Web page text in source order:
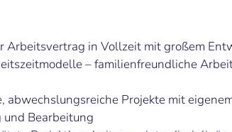
Arbeitsvertrag in Vollzeit mit großem
– familienfreundliche
abwechslungsreiche Projekte mit
Bearbeitung